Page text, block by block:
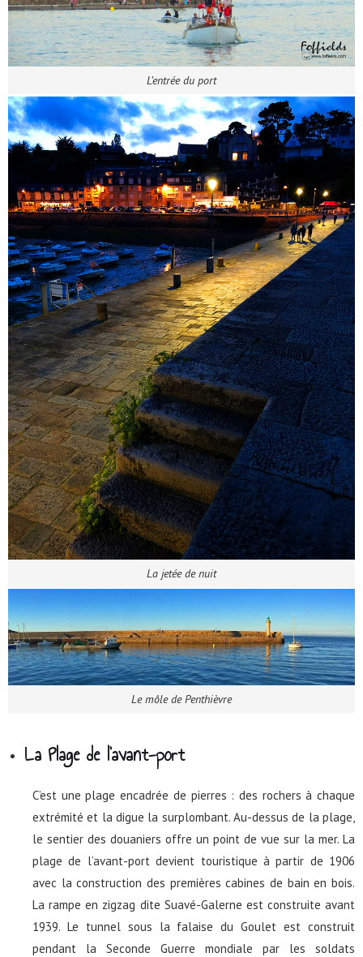
L’entrée du port
La jetée de nuit
Le môle de Penthièvre
La Plage de l’avant-port
C’est une plage encadrée de pierres : des rochers à chaque
extrémité et la digue la surplombant. Au-dessus de la plage,
le sentier des douaniers offre un point de vue sur la mer. La
plage de l’avant-port devient touristique à partir de 1906
avec la construction des premières cabines de bain en bois.
La rampe en zigzag dite Suavé-Galerne est construite avant
1939. Le tunnel sous la falaise du Goulet est construit
pendant la Seconde Guerre mondiale par les soldats